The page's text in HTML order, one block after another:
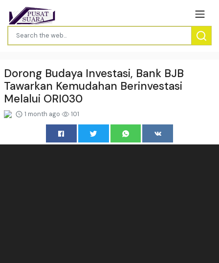
Dorong Budaya Investasi, Bank BJB
Tawarkan Kemudahan Berinvestasi
Melalui ORI030
1 month ago 101